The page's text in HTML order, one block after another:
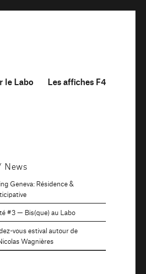
le Labo Les affiches F4
News
Geneva: Résidence &
#3 — Bis(que) au Labo
vous estival autour de
Wagnières